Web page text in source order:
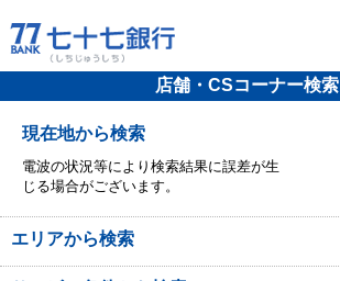
店舗・CSコーナー検索
現在地から検索
電波の状況等により検索結果に誤差が生
じる場合がございます。
エリアから検索